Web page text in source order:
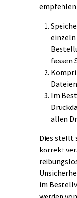
empfehlen
einzeln
fassen
Im
allen
Dies stellt
korrekt
im
werden